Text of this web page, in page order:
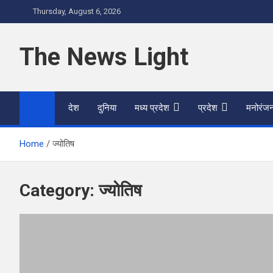
to
Thursday, August 6, 2026
The News Light
देश दुनिया मध्य प्रदेश प्रदेश
Home ज्योतिष
Category:ज्योतिष